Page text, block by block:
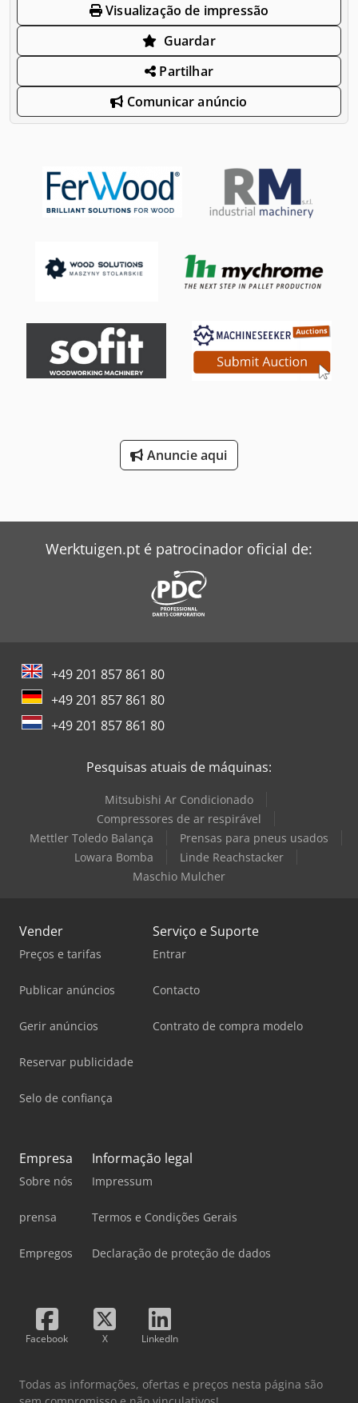
Visualização de impressão
Guardar
Partilhar
Comunicar anúncio
Anuncie aqui
Werktuigen.pt é patrocinador oficial de:
+49 201 857 861 80
+49 201 857 861 80
+49 201 857 861 80
Pesquisas atuais de máquinas:
Mitsubishi Ar Condicionado
Compressores de ar respirável
Mettler Toledo Balança
Prensas para pneus usados
Lowara Bomba
Linde Reachstacker
Maschio Mulcher
Vender
Preços e tarifas
Publicar anúncios
Gerir anúncios
Reservar publicidade
Selo de confiança
Serviço e Suporte
Entrar
Contacto
Contrato de compra modelo
Empresa
Sobre nós
prensa
Empregos
Informação legal
Impressum
Termos e Condições Gerais
Declaração de proteção de dados
Facebook X LinkedIn
Todas as informações, ofertas e preços nesta página são